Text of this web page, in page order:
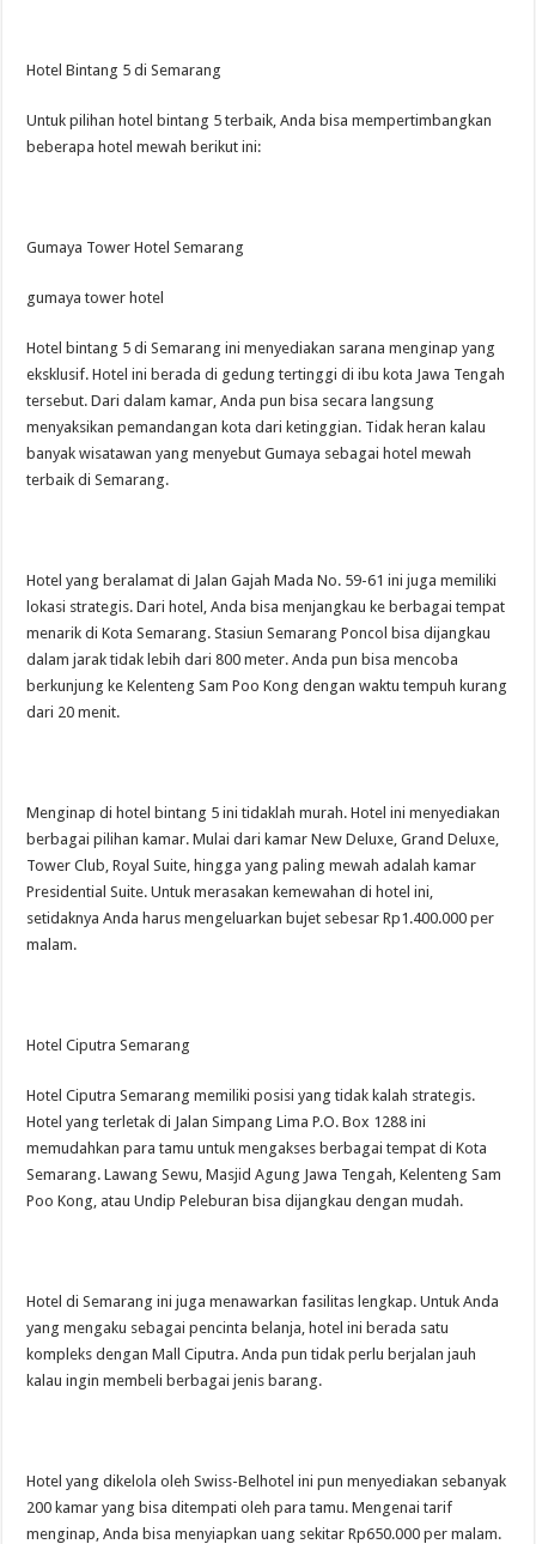
Hotel Bintang 5 di Semarang
Untuk pilihan hotel bintang 5 terbaik, Anda bisa mempertimbangkan
beberapa hotel mewah berikut ini:
Gumaya Tower Hotel Semarang
gumaya tower hotel
Hotel bintang 5 di Semarang ini menyediakan sarana menginap yang
eksklusif. Hotel ini berada di gedung tertinggi di ibu kota Jawa Tengah
tersebut. Dari dalam kamar, Anda pun bisa secara langsung
menyaksikan pemandangan kota dari ketinggian. Tidak heran kalau
banyak wisatawan yang menyebut Gumaya sebagai hotel mewah
terbaik di Semarang.
Hotel yang beralamat di Jalan Gajah Mada No. 59-61 ini juga memiliki
lokasi strategis. Dari hotel, Anda bisa menjangkau ke berbagai tempat
menarik di Kota Semarang. Stasiun Semarang Poncol bisa dijangkau
dalam jarak tidak lebih dari 800 meter. Anda pun bisa mencoba
berkunjung ke Kelenteng Sam Poo Kong dengan waktu tempuh kurang
dari 20 menit.
Menginap di hotel bintang 5 ini tidaklah murah. Hotel ini menyediakan
berbagai pilihan kamar. Mulai dari kamar New Deluxe, Grand Deluxe,
Tower Club, Royal Suite, hingga yang paling mewah adalah kamar
Presidential Suite. Untuk merasakan kemewahan di hotel ini,
setidaknya Anda harus mengeluarkan bujet sebesar Rp1.400.000 per
malam.
Hotel Ciputra Semarang
Hotel Ciputra Semarang memiliki posisi yang tidak kalah strategis.
Hotel yang terletak di Jalan Simpang Lima P.O. Box 1288 ini
memudahkan para tamu untuk mengakses berbagai tempat di Kota
Semarang. Lawang Sewu, Masjid Agung Jawa Tengah, Kelenteng Sam
Poo Kong, atau Undip Peleburan bisa dijangkau dengan mudah.
Hotel di Semarang ini juga menawarkan fasilitas lengkap. Untuk Anda
yang mengaku sebagai pencinta belanja, hotel ini berada satu
kompleks dengan Mall Ciputra. Anda pun tidak perlu berjalan jauh
kalau ingin membeli berbagai jenis barang.
Hotel yang dikelola oleh Swiss-Belhotel ini pun menyediakan sebanyak
200 kamar yang bisa ditempati oleh para tamu. Mengenai tarif
menginap, Anda bisa menyiapkan uang sekitar Rp650.000 per malam.